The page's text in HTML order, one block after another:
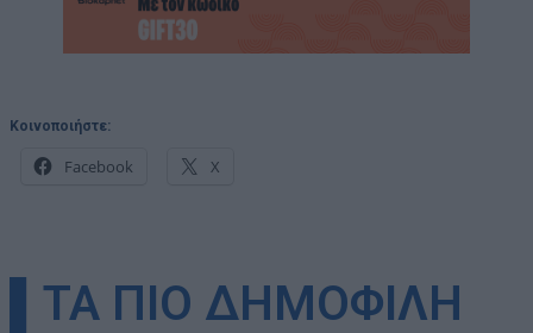
Κοινοποιήστε:
Facebook X
▌ΤΑ ΠΙΟ ΔΗΜΟΦΙΛΗ